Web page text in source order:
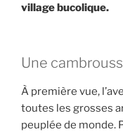
village bucolique.
Une
À première vue,
toutes les grosses
peuplée de monde.